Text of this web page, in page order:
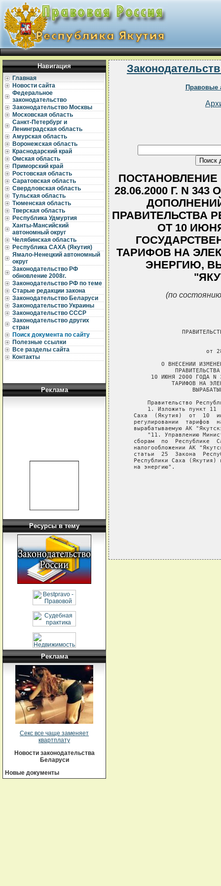
Навигация
Главная
Новости сайта
Федеральное
законодательство
Законодательство Москвы
Московская область
Санкт-Петербург и
Ленинградская область
Амурская область
Воронежская область
Краснодарский край
Омская область
Приморский край
Ростовская область
Саратовская область
Свердловская область
Тульская область
Тюменская область
Тверская область
Республика Удмуртия
Ханты-Мансийский
автономный округ
Челябинская область
Республика САХА (Якутия)
Ямало-Ненецкий автономный
округ
Законодательство РФ
обновление 2008г.
Законодательство РФ по теме
Старые редакции закона
Законодательство Беларуси
Законодательство Украины
Законодательство СССР
Законодательство других
стран
Поиск документа по сайту
Полезные ссылки
Все разделы сайта
Контакты
Реклама
Ресурсы в тему
Реклама
Секс все чаще заменяет
квартплату
Новости законодательства
Беларуси
Новые документы
Правовые
ПОСТАНОВЛЕНИЕ
28.06.2000 Г. N
ПРАВИТЕЛЬСТВА
ОТ 10
ТАРИФОВ НА
ЭНЕРГИЮ,
(по
от
О ВНЕСЕНИИ
10 ИЮНЯ 2000 ГОДА N
ТАРИФОВ НА
Правительство
1. Изложить пункт 11
Саха  (Якутия)  от  10
регулировании  тарифов
вырабатываемую АК
"11. Управлению
сборам  по  Республике
налогообложении АК
статьи  25  Закона
Республики Саха (Якутия)
   на энергию".